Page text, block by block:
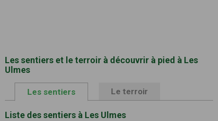
Les sentiers et le terroir à découvrir à pied à Les
Ulmes
Les sentiers Le terroir
Liste des sentiers à Les Ulmes